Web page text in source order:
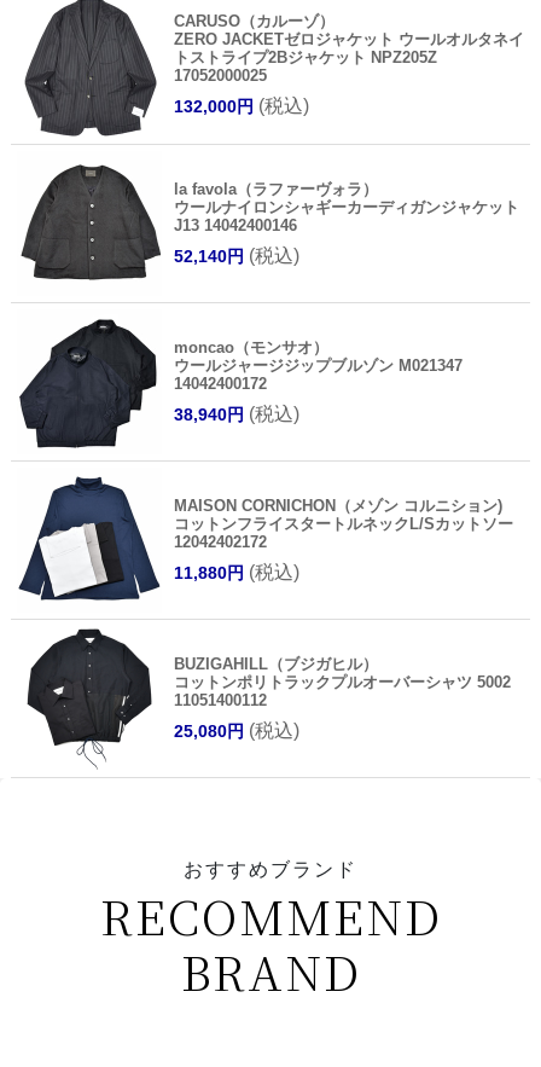
CARUSO（カルーゾ）
ZERO JACKETゼロジャケット ウールオルタネイ
トストライプ2Bジャケット NPZ205Z
17052000025
132,000円 (税込)
la favola（ラファーヴォラ）
ウールナイロンシャギーカーディガンジャケット
J13 14042400146
52,140円 (税込)
moncao（モンサオ）
ウールジャージジップブルゾン M021347
14042400172
38,940円 (税込)
MAISON CORNICHON（メゾン コルニション)
コットンフライスタートルネックL/Sカットソー
12042402172
11,880円 (税込)
BUZIGAHILL（ブジガヒル）
コットンポリトラックプルオーバーシャツ 5002
11051400112
25,080円 (税込)
おすすめブランド
RECOMMEND
BRAND